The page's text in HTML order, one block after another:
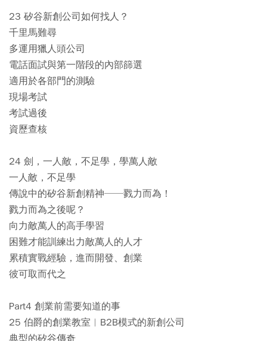
23 矽谷新創公司如何找人？
千里馬難尋
多運用獵人頭公司
電話面試與第一階段的內部篩選
適用於各部門的測驗
現場考試
考試過後
資歷查核
24 劍，一人敵，不足學，學萬人敵
一人敵，不足學
傳說中的矽谷新創精神──戮力而為！
戮力而為之後呢？
向力敵萬人的高手學習
困難才能訓練出力敵萬人的人才
累積實戰經驗，進而開發、創業
彼可取而代之
Part4 創業前需要知道的事
25 伯爵的創業教室︱B2B模式的新創公司